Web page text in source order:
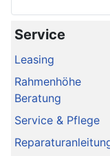
Service
Leasing
Rahmenhöhe
Beratung
Service & Pflege